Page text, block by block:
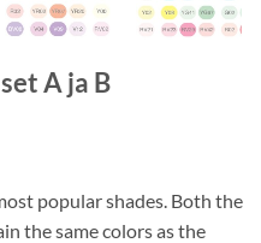
A ja B
popular shades. Both the
the same colors as the